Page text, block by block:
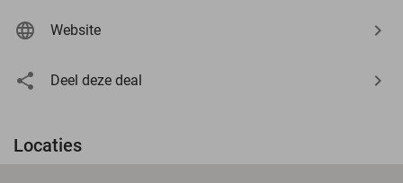
Website
Deel deze deal
Locaties